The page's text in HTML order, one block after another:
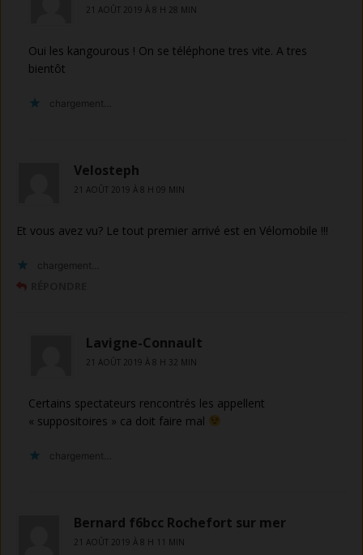
21 AOÛT 2019 À 8 H 28 MIN
Oui les kangourous ! On se téléphone tres vite. A tres
bientôt
chargement…
Velosteph
21 AOÛT 2019 À 8 H 09 MIN
Et vous avez vu? Le tout premier arrivé est en Vélomobile !!!
chargement…
Lavigne-Connault
21 AOÛT 2019 À 8 H 32 MIN
Certains spectateurs rencontrés les appellent
« suppositoires » ca doit faire mal
chargement…
Bernard f6bcc Rochefort sur mer
21 AOÛT 2019 À 8 H 11 MIN